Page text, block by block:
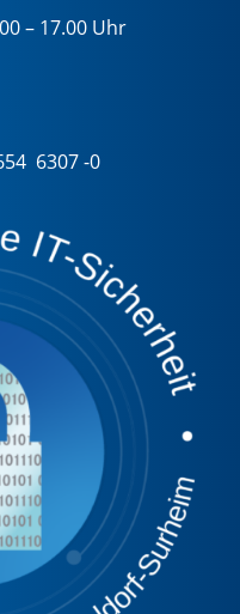
– 17.00 Uhr
6307 -0